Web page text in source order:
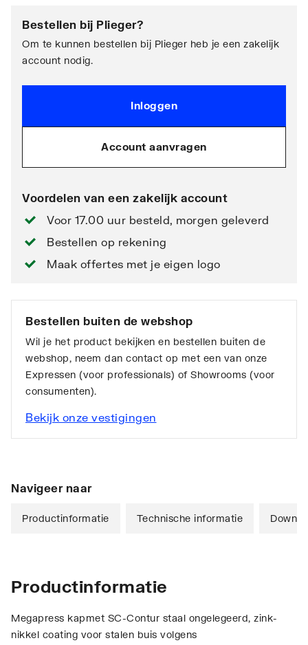
Bestellen bij Plieger?
Om te kunnen bestellen bij Plieger heb je een zakelijk
account nodig.
Inloggen
Account aanvragen
Voordelen van een zakelijk account
Voor 17.00 uur besteld, morgen geleverd
Bestellen op rekening
Maak offertes met je eigen logo
Bestellen buiten de webshop
Wil je het product bekijken en bestellen buiten de
webshop, neem dan contact op met een van onze
Expressen (voor professionals) of Showrooms (voor
consumenten).
Bekijk onze vestigingen
Navigeer naar
Productinformatie Technische informatie
Productinformatie
Megapress kapmet SC-Contur staal ongelegeerd, zink-
nikkel coating voor stalen buis volgens